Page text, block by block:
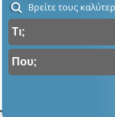
Βρείτε τους